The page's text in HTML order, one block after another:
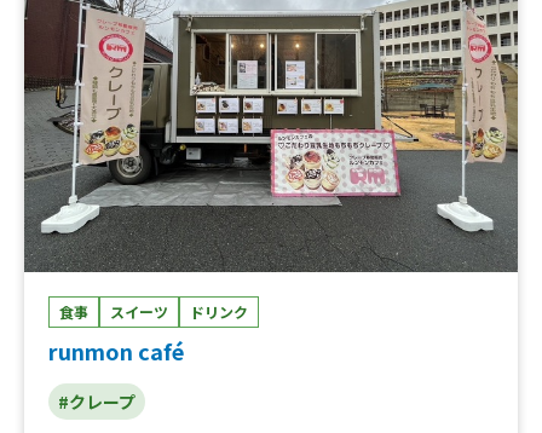
食事 スイーツ ドリンク
runmon café
#クレープ